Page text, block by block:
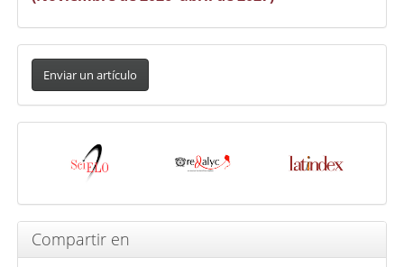
Enviar
artículo
Enviar un artículo
Indexada
Compartir en